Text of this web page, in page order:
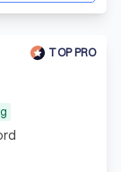
TOP PRO